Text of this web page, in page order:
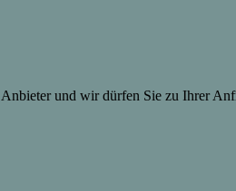
und wir dürfen Sie zu Ihrer